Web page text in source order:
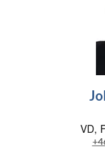
VD,